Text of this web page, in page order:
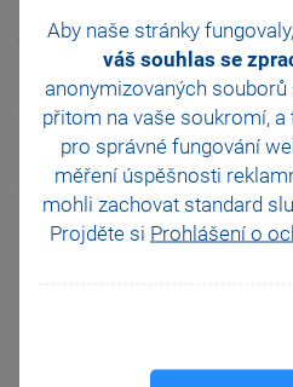
Aby naše stránky
váš souhlas se
anonymizovaných souborů
přitom na vaše soukromí, a
pro správné fungování
měření úspěšnosti
mohli zachovat standard
Projděte si Prohlášení o
Internetové obchody –
další funkce
?
Uživatelská rozšíření
programu
?